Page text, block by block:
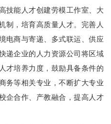
技能人才创建劳模工作室、大
制，培育高质量人才。完善人
电商与寄递、多式联运、供应
递企业的人力资源公司将区域
才培养力度，鼓励具备条件的
务等相关专业，不断扩大专业
企合作、产教融合，提高人才